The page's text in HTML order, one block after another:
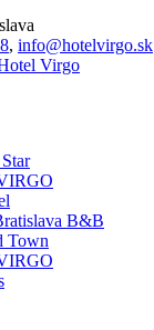
, info@hotelvirgo.sk
Virgo
B&B
Town